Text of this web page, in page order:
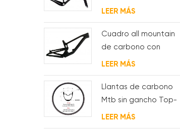
ciclocross de
carbono para bb t47
LEER MÁS
Cuadro all mountain
de carbono con
suspensión total 29er
LEER MÁS
Llantas de carbono
Mtb sin gancho Top-
Fire 27.5er 29er 27 mm
de ancho 25 mm de
LEER MÁS